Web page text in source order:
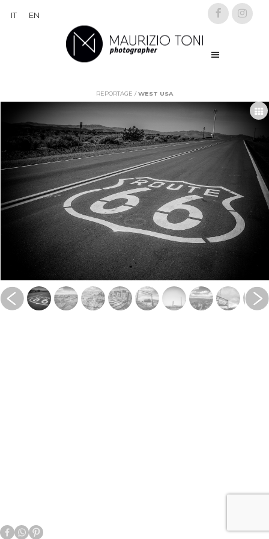
IT EN
REPORTAGE /WEST USA